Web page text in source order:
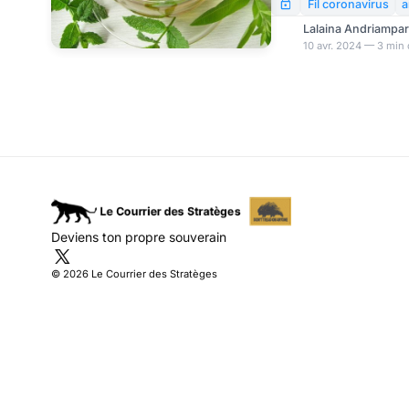
utiliser en gargarisme,
quelques secondes le
Fil coronavirus
Lalaina
10 avr. 2024 — 3 min
Deviens ton propre souverain
© 2026 Le Courrier des Stratèges